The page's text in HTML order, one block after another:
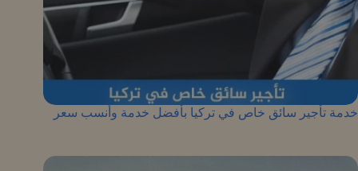
خدمة تأجير سائق خاص في تركيا بأفضل خدمة وأنسب سعر